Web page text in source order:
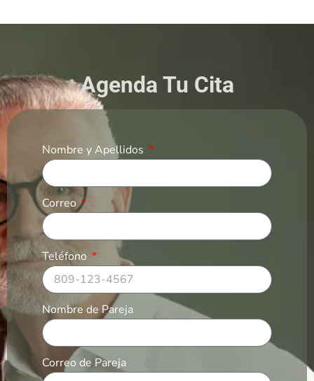
Agenda Tu Cita
Nombre y Apellidos
Correo
Teléfono
Nombre de Pareja
Correo de Pareja